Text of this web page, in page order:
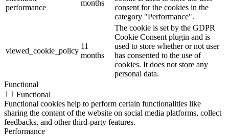
performance
months
consent for the cookies in the
category "Performance".
viewed_cookie_policy
11
months
The cookie is set by the GDPR
Cookie Consent plugin and is
used to store whether or not user
has consented to the use of
cookies. It does not store any
personal data.
Functional
Functional
Functional cookies help to perform certain functionalities like
sharing the content of the website on social media platforms, collect
feedbacks, and other third-party features.
Performance